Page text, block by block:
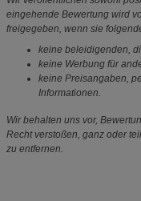
eingehende Bewertung wird
freigegeben, wenn sie
keine beleidigenden,
keine Werbung für
keine Preisangaben,
Informationen.
Wir behalten uns vor,
Recht verstoßen, ganz oder
zu entfernen.